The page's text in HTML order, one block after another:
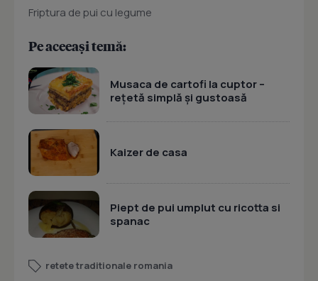
Friptura de pui cu legume
Pe aceeași temă:
Musaca de cartofi la cuptor –
rețetă simplă și gustoasă
Kaizer de casa
Piept de pui umplut cu ricotta si
spanac
retete traditionale romania